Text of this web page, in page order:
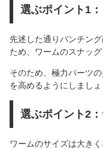
選ぶポイント1
先述した通りパンチン
ため、ワームのスナッ
そのため、極力パーツ
を高めるようにしましょ
選ぶポイント2
ワームのサイズは大き